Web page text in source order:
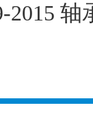
2015 轴